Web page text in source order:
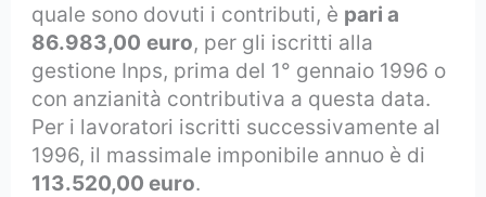
quale sono dovuti i contributi, è pari a
86.983,00 euro, per gli iscritti alla
gestione Inps, prima del 1° gennaio 1996 o
con anzianità contributiva a questa data.
Per i lavoratori iscritti successivamente al
1996, il massimale imponibile annuo è di
113.520,00 euro.